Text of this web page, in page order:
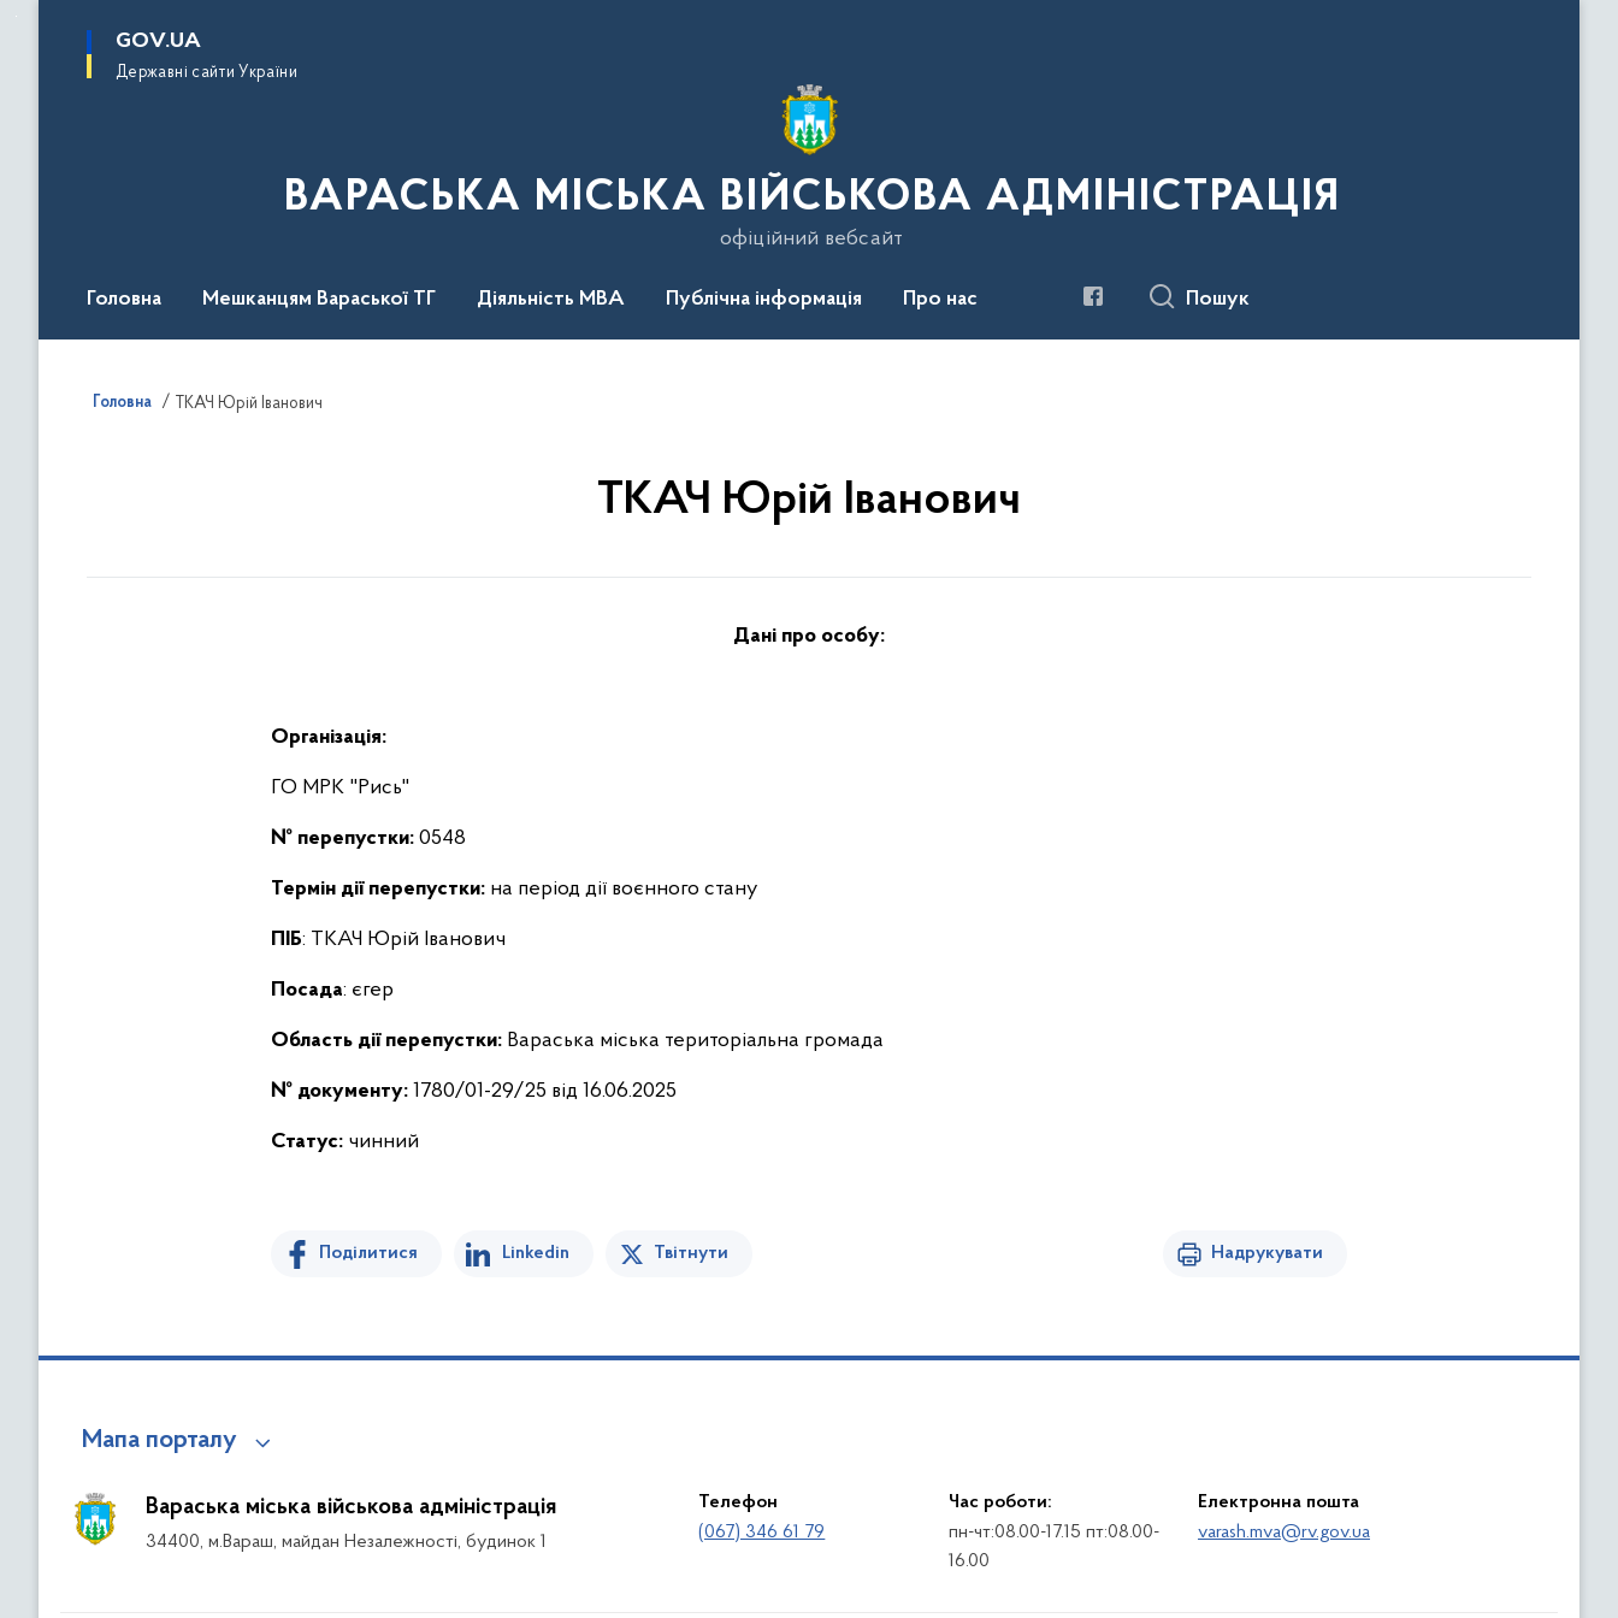
основного
GOV.UA
Державні сайти України
ВАРАСЬКА МІСЬКА ВІЙСЬКОВА АДМІНІСТРАЦІЯ
офіційний вебсайт
Головна Мешканцям Вараської ТГ Діяльність МВА Публічна інформація Про нас Пошук
Головна ТКАЧ Юрій Іванович
ТКАЧ Юрій Іванович
Дані про особу:
Організація:
ГО МРК "Рись"
№ перепустки: 0548
Термін дії перепустки: на період дії воєнного стану
ПІБ: ТКАЧ Юрій Іванович
Посада: єгер
Область дії перепустки: Вараська міська територіальна громада
№ документу: 1780/01-29/25 від 16.06.2025
Статус: чинний
Поділитися Linkedin Твітнути Надрукувати
Мапа порталу
Вараська міська військова адміністрація
34400, м.Вараш, майдан Незалежності, будинок 1
Телефон
(067) 346 61 79
Час роботи:
пн-чт:08.00-17.15 пт:08.00-
16.00
Електронна пошта
varash.mva@rv.gov.ua